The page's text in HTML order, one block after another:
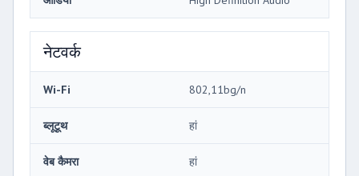
नेटवर्क
Wi-Fi 802,11bg/n
ब्लूटूथ हां
वेब कैमरा हां